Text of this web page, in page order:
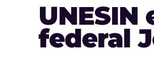
federal